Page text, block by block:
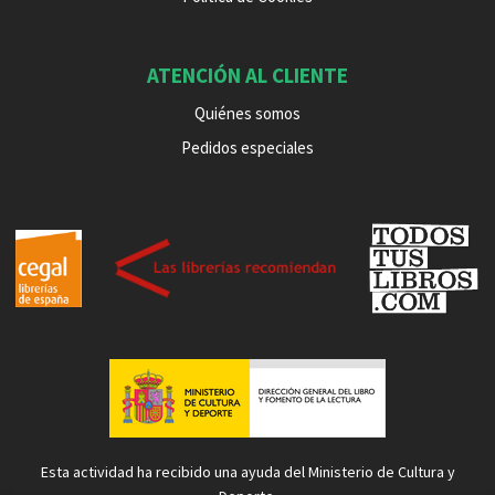
ATENCIÓN AL CLIENTE
Quiénes somos
Pedidos especiales
Esta actividad ha recibido una ayuda del Ministerio de Cultura y